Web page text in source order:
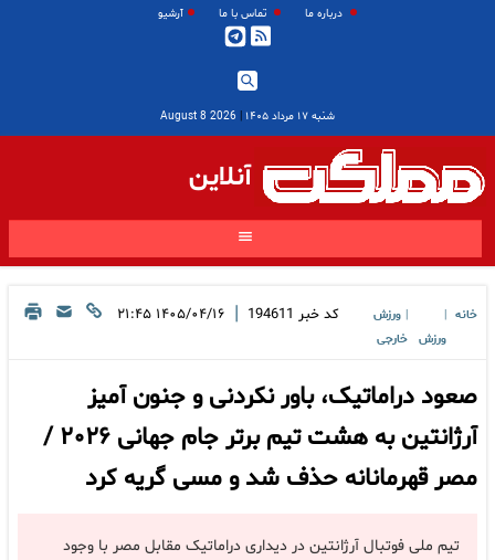
درباره ما تماس با ما آرشیو
شنبه ۱۷ مرداد ۱۴۰۵ |
2026 August 8
آنلاین
خانه
ورزش
ورزش
خارجی
کد خبر 194611
| ۱۴۰۵/۰۴/۱۶ ۲۱:۴۵
صعود دراماتیک، باور نکردنی و جنون آمیز
آرژانتین به هشت تیم برتر جام جهانی ۲۰۲۶ /
مصر قهرمانانه حذف شد و مسی گریه کرد
تیم ملی فوتبال آرژانتین در دیداری دراماتیک مقابل مصر با وجود